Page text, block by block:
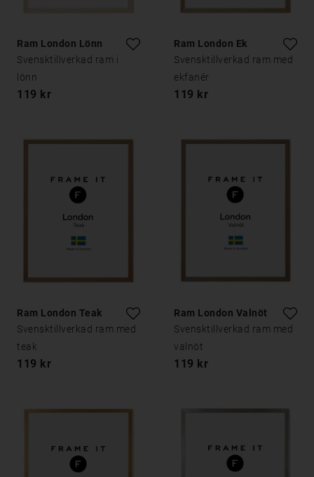
Ram London Lönn
Svensktillverkad ram i
lönn
119 kr
Ram London Ek
Svensktillverkad ram med
ekfanér
119 kr
Ram London Teak
Svensktillverkad ram med
teak
119 kr
Ram London Valnöt
Svensktillverkad ram med
valnöt
119 kr